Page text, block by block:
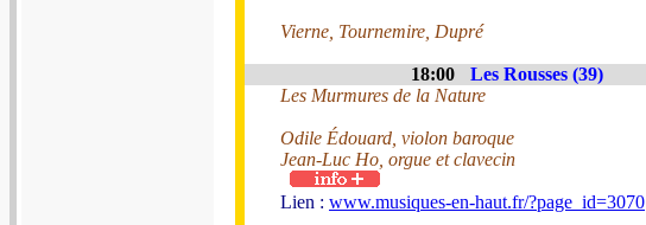
Vierne, Tournemire, Dupré
18:00
Les Rousses (39)
Les Murmures de la Nature
Odile Édouard, violon baroque
Jean-Luc Ho, orgue et clavecin
Lien : www.musiques-en-haut.fr/?page_id=3070